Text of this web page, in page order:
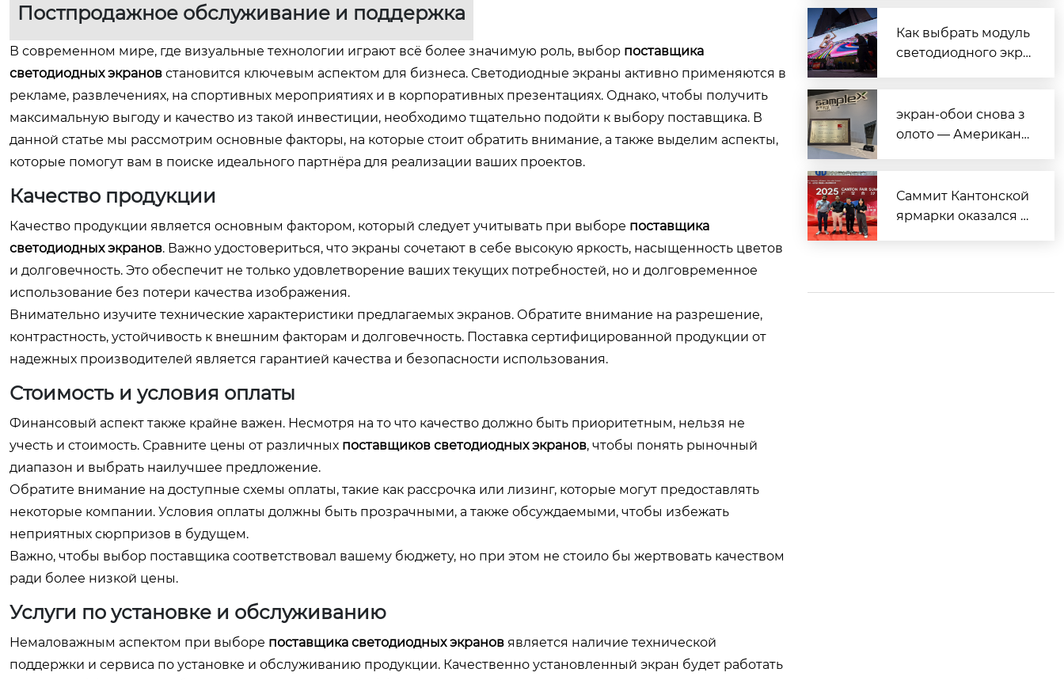
Постпродажное обслуживание и поддержка
В современном мире, где визуальные технологии играют всё более значимую роль, выбор поставщика
светодиодных экранов становится ключевым аспектом для бизнеса. Светодиодные экраны активно применяются в
рекламе, развлечениях, на спортивных мероприятиях и в корпоративных презентациях. Однако, чтобы получить
максимальную выгоду и качество из такой инвестиции, необходимо тщательно подойти к выбору поставщика. В
данной статье мы рассмотрим основные факторы, на которые стоит обратить внимание, а также выделим аспекты,
которые помогут вам в поиске идеального партнёра для реализации ваших проектов.
Качество продукции
Качество продукции является основным фактором, который следует учитывать при выборе поставщика
светодиодных экранов. Важно удостовериться, что экраны сочетают в себе высокую яркость, насыщенность цветов
и долговечность. Это обеспечит не только удовлетворение ваших текущих потребностей, но и долговременное
использование без потери качества изображения.
Внимательно изучите технические характеристики предлагаемых экранов. Обратите внимание на разрешение,
контрастность, устойчивость к внешним факторам и долговечность. Поставка сертифицированной продукции от
надежных производителей является гарантией качества и безопасности использования.
Стоимость и условия оплаты
Финансовый аспект также крайне важен. Несмотря на то что качество должно быть приоритетным, нельзя не
учесть и стоимость. Сравните цены от различных поставщиков светодиодных экранов, чтобы понять рыночный
диапазон и выбрать наилучшее предложение.
Обратите внимание на доступные схемы оплаты, такие как рассрочка или лизинг, которые могут предоставлять
некоторые компании. Условия оплаты должны быть прозрачными, а также обсуждаемыми, чтобы избежать
неприятных сюрпризов в будущем.
Важно, чтобы выбор поставщика соответствовал вашему бюджету, но при этом не стоило бы жертвовать качеством
ради более низкой цены.
Услуги по установке и обслуживанию
Немаловажным аспектом при выборе поставщика светодиодных экранов является наличие технической
поддержки и сервиса по установке и обслуживанию продукции. Качественно установленный экран будет работать
Как выбрать модуль
светодиодного экра
экран-обои снова з
олото — Американс
Саммит Кантонской
ярмарки оказался о